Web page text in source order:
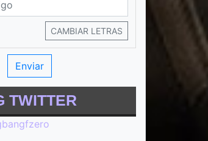
CAMBIAR LETRAS
TWITTER